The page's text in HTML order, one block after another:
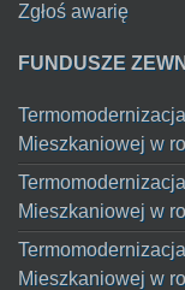
Zgłoś awarię
FUNDUSZE
Mieszkaniowej w
Mieszkaniowej w
Mieszkaniowej w